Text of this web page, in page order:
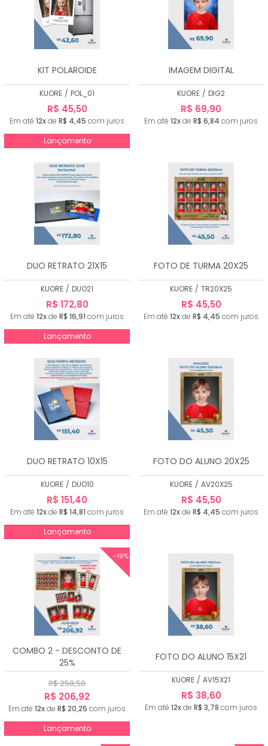
KIT POLAROIDE
KUORE / POL_01
R$ 45,50
Em até 12xde R$ 4,45 com juros
Lançamento
IMAGEM DIGITAL
KUORE / DIG2
R$ 69,90
Em até 12xde R$ 6,84 com juros
DUO RETRATO 21X15
KUORE / DUO21
R$ 172,80
Em até 12xde R$ 16,91 com juros
Lançamento
FOTO DE TURMA 20X25
KUORE / TR20X25
R$ 45,50
Em até 12xde R$ 4,45 com juros
DUO RETRATO 10X15
KUORE / DUO10
R$ 151,40
Em até 12xde R$ 14,81 com juros
Lançamento
FOTO DO ALUNO 20X25
KUORE / AV20X25
R$ 45,50
Em até 12xde R$ 4,45 com juros
-19%
COMBO 2 - DESCONTO DE
25%
R$ 258,50
R$ 206,92
Em até 12xde R$ 20,25 com juros
Lançamento
FOTO DO ALUNO 15X21
KUORE / AV15X21
R$ 38,60
Em até 12xde R$ 3,78 com juros